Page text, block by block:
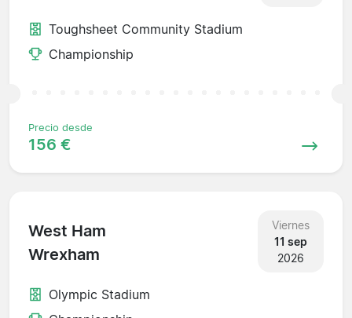
Toughsheet Community Stadium
Championship
Precio desde
156 €
West Ham
Wrexham
Viernes
11 sep
2026
Olympic Stadium